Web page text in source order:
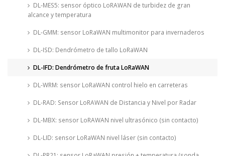
DL-MES5: sensor óptico LoRAWAN de turbidez de gran
alcance y temperatura
DL-GMM: sensor LoRaWAN multimonitor para invernaderos
DL-ISD: Dendrómetro de tallo LoRaWAN
DL-IFD: Dendrómetro de fruta LoRaWAN
DL-WRM: sensor LoRaWAN control hielo en carreteras
DL-RAD: Sensor LoRAWAN de Distancia y Nivel por Radar
DL-MBX: sensor LoRAWAN nivel ultrasónico (sin contacto)
DL-LID: sensor LoRaWAN nivel láser (sin contacto)